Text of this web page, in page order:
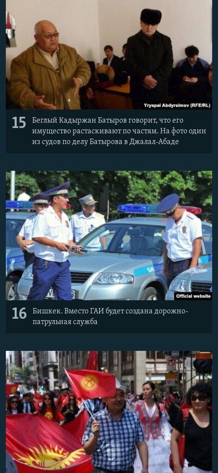
15
Беглый Кадыржан Батыров говорит, что его
имущество растаскивают по частям. На фото один
из судов по делу Батырова в Джалал-Абаде
16
Бишкек. Вместо ГАИ будет создана дорожно-
патрульная служба